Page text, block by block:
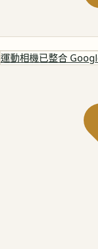
運動相機已整合